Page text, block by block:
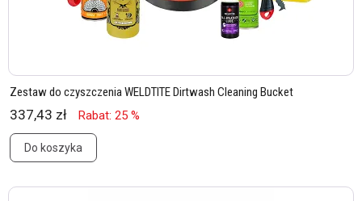
Zestaw do czyszczenia WELDTITE Dirtwash Cleaning Bucket
337,43 zł Rabat: 25 %
Do koszyka